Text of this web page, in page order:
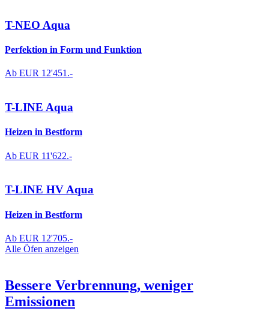
T-NEO Aqua
Perfektion in Form und Funktion
Ab EUR 12'451.-
T-LINE Aqua
Heizen in Bestform
Ab EUR 11'622.-
T-LINE HV Aqua
Heizen in Bestform
Ab EUR 12'705.-
Alle Öfen anzeigen
Bessere Verbrennung, weniger
Emissionen